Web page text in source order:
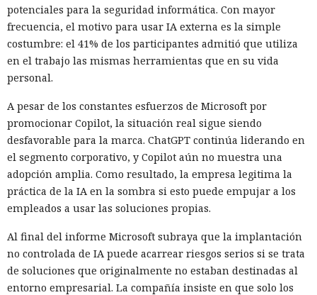
potenciales para la seguridad informática. Con mayor
frecuencia, el motivo para usar IA externa es la simple
costumbre: el 41% de los participantes admitió que utiliza
en el trabajo las mismas herramientas que en su vida
personal.
A pesar de los constantes esfuerzos de Microsoft por
promocionar Copilot, la situación real sigue siendo
desfavorable para la marca. ChatGPT continúa liderando en
el segmento corporativo, y Copilot aún no muestra una
adopción amplia. Como resultado, la empresa legitima la
práctica de la IA en la sombra si esto puede empujar a los
empleados a usar las soluciones propias.
Al final del informe Microsoft subraya que la implantación
no controlada de IA puede acarrear riesgos serios si se trata
de soluciones que originalmente no estaban destinadas al
entorno empresarial. La compañía insiste en que solo los